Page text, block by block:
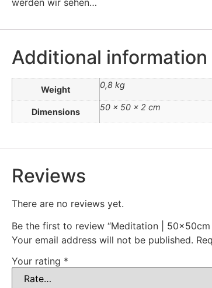
werden wir sehen…
Additional information
Weight 0,8 kg
Dimensions 50 × 50 × 2 cm
Reviews
There are no reviews yet.
Be the first to review “Meditation | 50x50cm
Your email address will not be published.
Your rating *